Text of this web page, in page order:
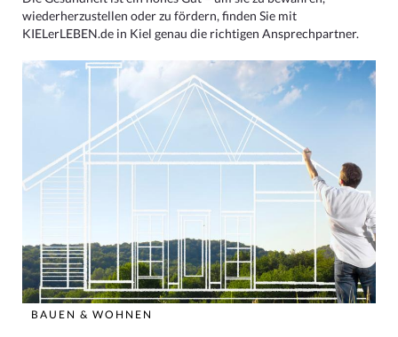
wiederherzustellen oder zu fördern, finden Sie mit
KIELerLEBEN.de in Kiel genau die richtigen Ansprechpartner.
BAUEN & WOHNEN